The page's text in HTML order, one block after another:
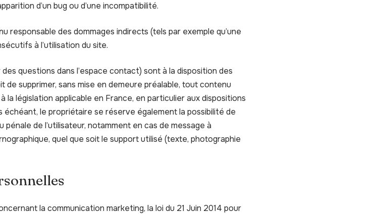
d’un bug ou d’une incompatibilité.
des dommages indirects (tels par exemple qu’une
à l’utilisation du site.
questions dans l’espace contact) sont à la disposition des
supprimer, sans mise en demeure préalable, tout contenu
législation applicable en France, en particulier aux dispositions
le propriétaire se réserve également la possibilité de
de l’utilisateur, notamment en cas de message à
quel que soit le support utilisé (texte, photographie
la communication marketing, la loi du 21 Juin 2014 pour